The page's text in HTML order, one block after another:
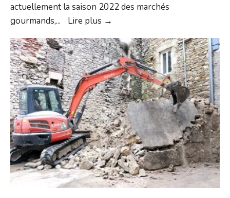
actuellement la saison 2022 des marchés
gourmands,... Lire plus →
gourmands
2022
s’organisent